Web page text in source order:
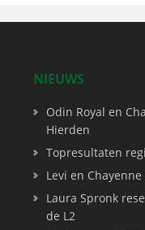
NIEUWS
Odin Royal en
Hierden
Topresultaten
Levi en
Laura Spronk
de L2